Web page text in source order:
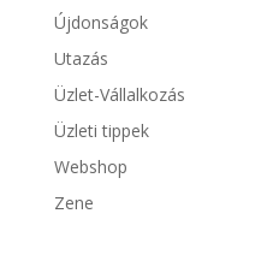
Újdonságok
Utazás
Üzlet-Vállalkozás
Üzleti tippek
Webshop
Zene